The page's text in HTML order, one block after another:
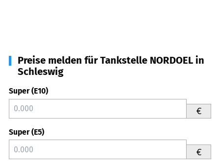
Preise melden für Tankstelle NORDOEL in
Schleswig
Super (E10)
€
Super (E5)
€